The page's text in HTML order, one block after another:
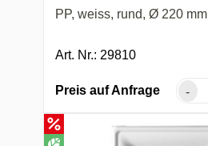
PP, weiss, rund, Ø 220 mm
Art. Nr.: 29810
Preis auf Anfrage -